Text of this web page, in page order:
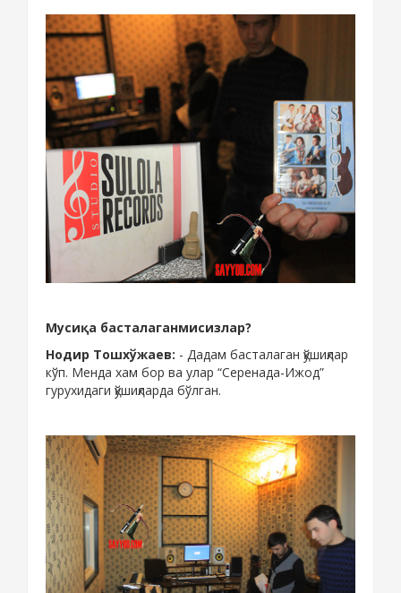
Мусиқа басталаганмисизлар?
Нодир Тошхўжаев: - Дадам басталаган қўшиқлар
кўп. Менда хам бор ва улар “Серенада-Ижод”
гурухидаги қўшиқларда бўлган.